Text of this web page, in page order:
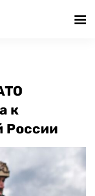
к
России